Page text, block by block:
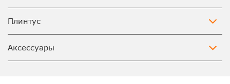
Плинтус
Аксессуары